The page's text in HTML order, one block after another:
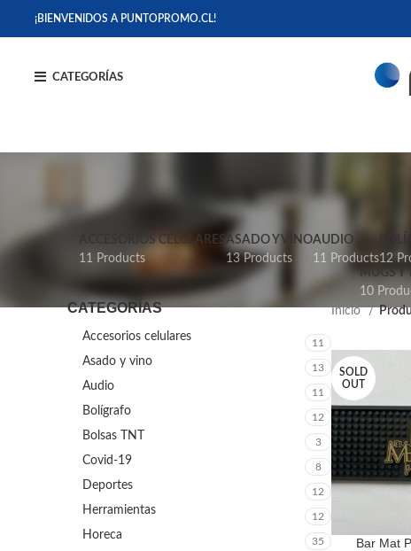
¡BIENVENIDOS A PUNTOPROMO.CL!
CATEGORÍAS
ACCESORIOS CELULARES
11 Products
ASADO Y VINO
13 Products
AUDIO
11 Products12
MUGS Y
10
CATEGORÍAS
Accesorios celulares 11
Asado y vino 13
Audio 11
Bolígrafo 12
Bolsas TNT 3
Covid-19 8
Deportes 12
Herramientas 12
Horeca 35
Inicio
SOLD
OUT
LEER MÁS
Bar Mat